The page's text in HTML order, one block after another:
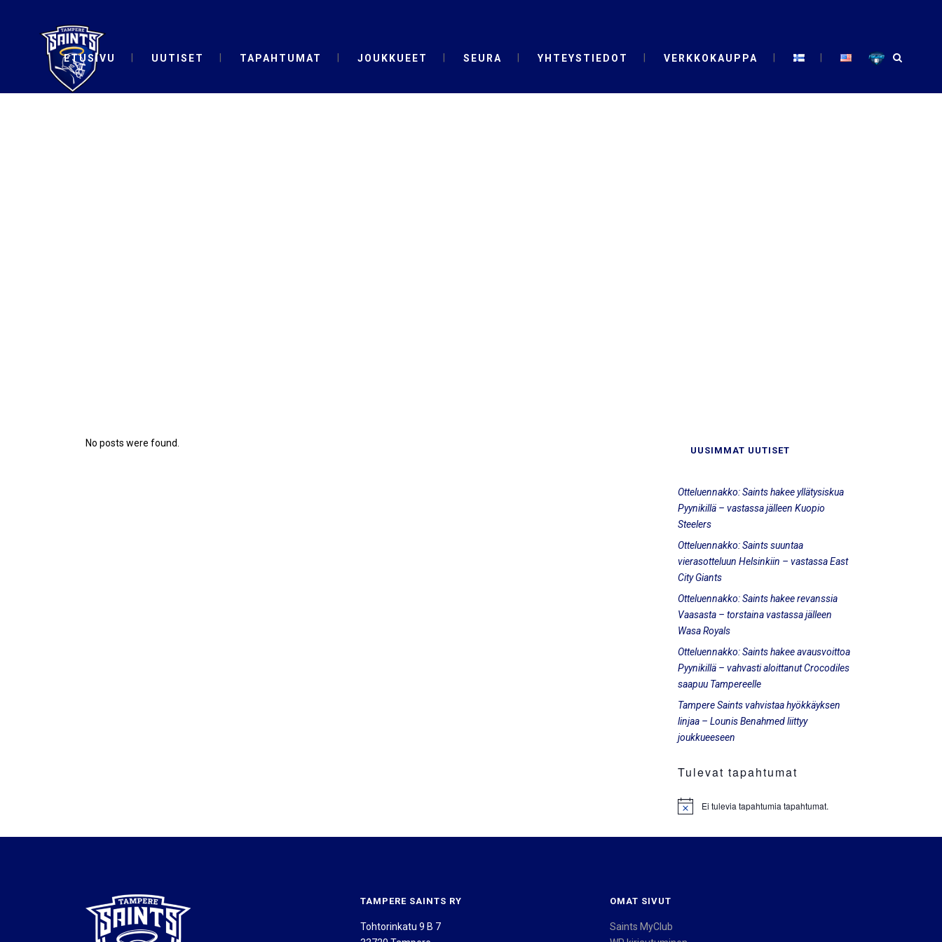
ETUSIVU UUTISET TAPAHTUMAT JOUKKUEET SEURA YHTEYSTIEDOT VERKKOKAUPPA
No posts were found.
UUSIMMAT UUTISET
Otteluennakko: Saints hakee yllätysiskua
Pyynikillä – vastassa jälleen Kuopio
Steelers
Otteluennakko: Saints suuntaa
vierasotteluun Helsinkiin – vastassa East
City Giants
Otteluennakko: Saints hakee revanssia
Vaasasta – torstaina vastassa jälleen
Wasa Royals
Otteluennakko: Saints hakee avausvoittoa
Pyynikillä – vahvasti aloittanut Crocodiles
saapuu Tampereelle
Tampere Saints vahvistaa hyökkäyksen
linjaa – Lounis Benahmed liittyy
joukkueeseen
Tulevat tapahtumat
Notice Ei tulevia tapahtumia tapahtumat.
TAMPERE SAINTS RY
Tohtorinkatu 9 B 7
OMAT SIVUT
Saints MyClub